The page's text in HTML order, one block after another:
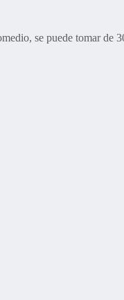
se puede tomar de